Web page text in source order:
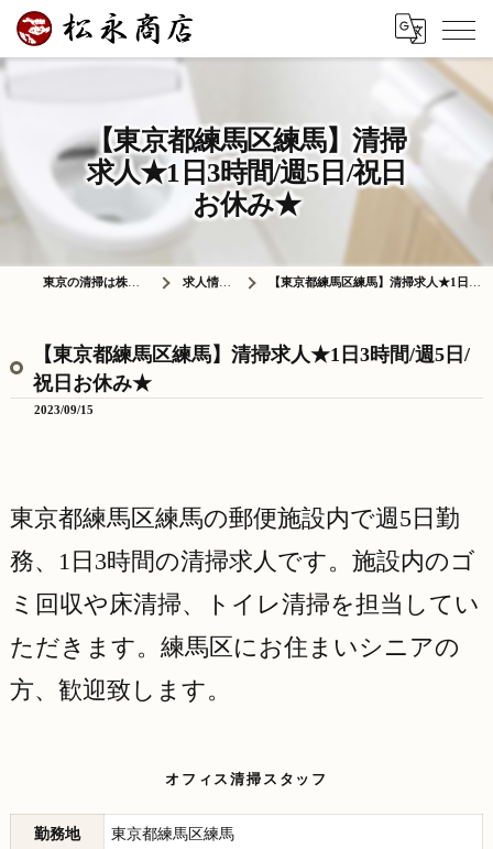
【東京都練馬区練馬】清掃
求人★1日3時間/週5日/祝日
お休み★
東京の清掃は株式会社松永商店 求人情報ブログ 【東京都練馬区練馬】清掃求人★1日3時間/週5日/祝日お休み★
【東京都練馬区練馬】清掃求人★1日3時間/週5日/
祝日お休み★
2023/09/15
東京都練馬区練馬の郵便施設内で週5日勤
務、1日3時間の清掃求人です。施設内のゴ
ミ回収や床清掃、トイレ清掃を担当してい
ただきます。練馬区にお住まいシニアの
方、歓迎致します。
オフィス清掃スタッフ
勤務地 東京都練馬区練馬